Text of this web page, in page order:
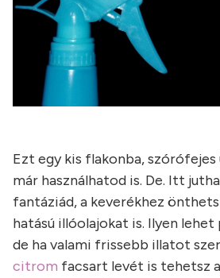
Ezt egy kis flakonba,
már használhatod is. De. Itt
fantáziád, a keverékhez
hatású illóolajokat is. Ilyen lehet
de ha valami frissebb illatot
citrom facsart levét is tehetsz